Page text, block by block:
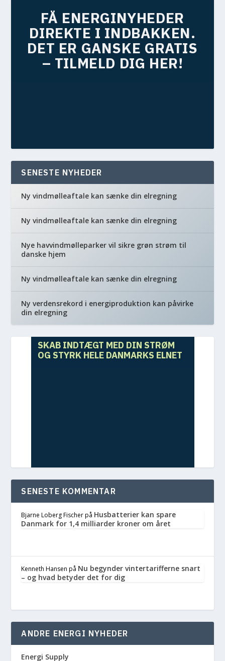
FÅ ENERGINYHEDER
DIREKTE I INDBAKKEN.
DET ER GANSKE GRATIS
– TILMELD DIG HER!
SENESTE NYHEDER
Ny vindmølleaftale kan sænke din elregning
Ny vindmølleaftale kan sænke din elregning
Nye havvindmølleparker vil sikre grøn strøm til
danske hjem
Ny vindmølleaftale kan sænke din elregning
Ny verdensrekord i energiproduktion kan påvirke
din elregning
SKAB INDTÆGT MED DIN STRØM
OG STYRK HELE DANMARKS ELNET
SENESTE KOMMENTAR
Bjarne Loberg Fischerpå Husbatterier kan spare
Danmark for 1,4 milliarder kroner om året
Kenneth Hansen på Nu begynder vintertarifferne snart
– og hvad betyder det for dig
ANDRE ENERGI NYHEDER
Energi Supply